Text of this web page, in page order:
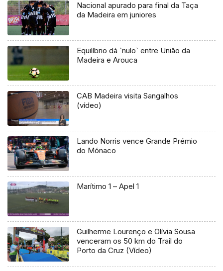
Nacional apurado para final da Taça
da Madeira em juniores
Equilíbrio dá `nulo` entre União da
Madeira e Arouca
CAB Madeira visita Sangalhos
(vídeo)
Lando Norris vence Grande Prémio
do Mónaco
Marítimo 1 – Apel 1
Guilherme Lourenço e Olívia Sousa
venceram os 50 km do Trail do
Porto da Cruz (Vídeo)